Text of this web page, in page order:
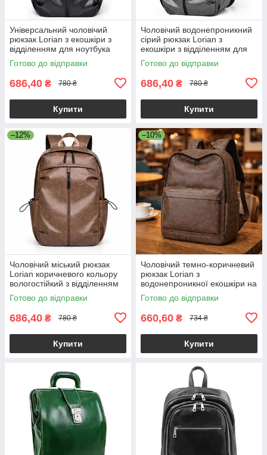
Універсальний чоловічий
рюкзак Lorian з екошкіри з
відділенням для ноутбука
водонепроникний чорний LR
4328 BK
Готово до відправки
686,40 ₴ 780 ₴
Купити
Чоловічий водонепроникний
сірий рюкзак Lorian з
екошкіри з відділенням для
ноутбука та бічними
кишенями
Готово до відправки
686,40 ₴ 780 ₴
Купити
–12%
Чоловічий міський рюкзак
Lorian коричневого кольору
вологостійкий з відділенням
для ноутбука LR 4328 BN
Готово до відправки
686,40 ₴ 780 ₴
Купити
–10%
Чоловічий темно-коричневий
рюкзак Lorian з
водонепроникної екошкіри на
регульованих лямках LR
4128 BND
Готово до відправки
660,60 ₴ 734 ₴
Купити